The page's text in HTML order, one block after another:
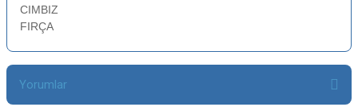
CIMBIZ
FIRÇA
Yorumlar